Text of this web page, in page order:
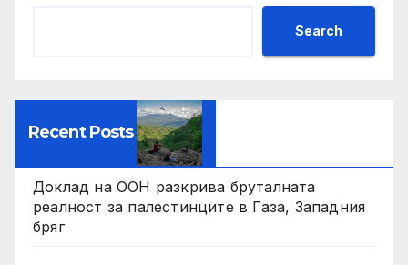
Search
Recent Posts
Доклад на ООН разкрива бруталната
реалност за палестинците в Газа, Западния
бряг